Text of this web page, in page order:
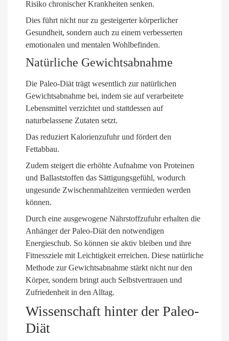
Risiko chronischer Krankheiten senken.
Dies führt nicht nur zu gesteigerter körperlicher
Gesundheit, sondern auch zu einem verbesserten
emotionalen und mentalen Wohlbefinden.
Natürliche Gewichtsabnahme
Die Paleo-Diät trägt wesentlich zur natürlichen
Gewichtsabnahme bei, indem sie auf verarbeitete
Lebensmittel verzichtet und stattdessen auf
naturbelassene Zutaten setzt.
Das reduziert Kalorienzufuhr und fördert den
Fettabbau.
Zudem steigert die erhöhte Aufnahme von Proteinen
und Ballaststoffen das Sättigungsgefühl, wodurch
ungesunde Zwischenmahlzeiten vermieden werden
können.
Durch eine ausgewogene Nährstoffzufuhr erhalten die
Anhänger der Paleo-Diät den notwendigen
Energieschub. So können sie aktiv bleiben und ihre
Fitnessziele mit Leichtigkeit erreichen. Diese natürliche
Methode zur Gewichtsabnahme stärkt nicht nur den
Körper, sondern bringt auch Selbstvertrauen und
Zufriedenheit in den Alltag.
Wissenschaft hinter der Paleo-
Diät